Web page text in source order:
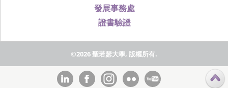
發展事務處
證書驗證
©2026 聖若瑟大學, 版權所有.